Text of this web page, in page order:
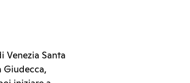
Venezia Santa
Giudecca,